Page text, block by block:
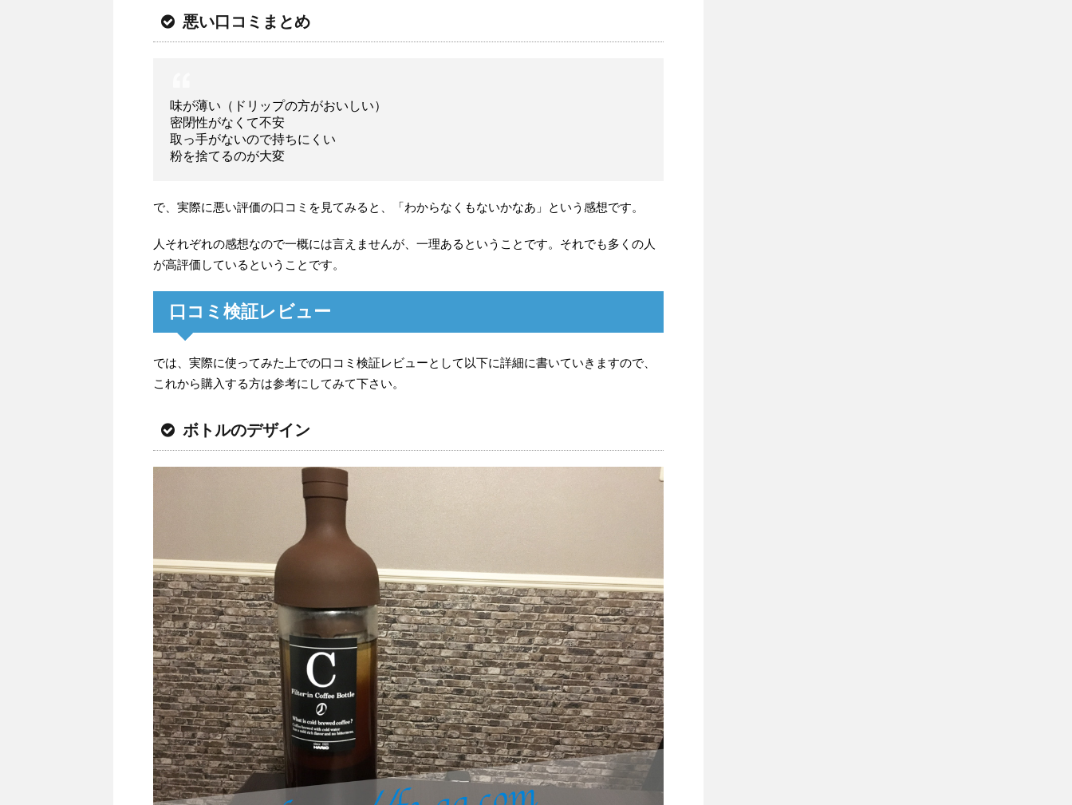
悪い口コミまとめ
味が薄い（ドリップの方がおいしい）
密閉性がなくて不安
取っ手がないので持ちにくい
粉を捨てるのが大変
で、実際に悪い評価の口コミを見てみると、「わからなくもないかなあ」という感想です。
人それぞれの感想なので一概には言えませんが、一理あるということです。それでも多くの人
が高評価しているということです。
口コミ検証レビュー
では、実際に使ってみた上での口コミ検証レビューとして以下に詳細に書いていきますので、
これから購入する方は参考にしてみて下さい。
ボトルのデザイン